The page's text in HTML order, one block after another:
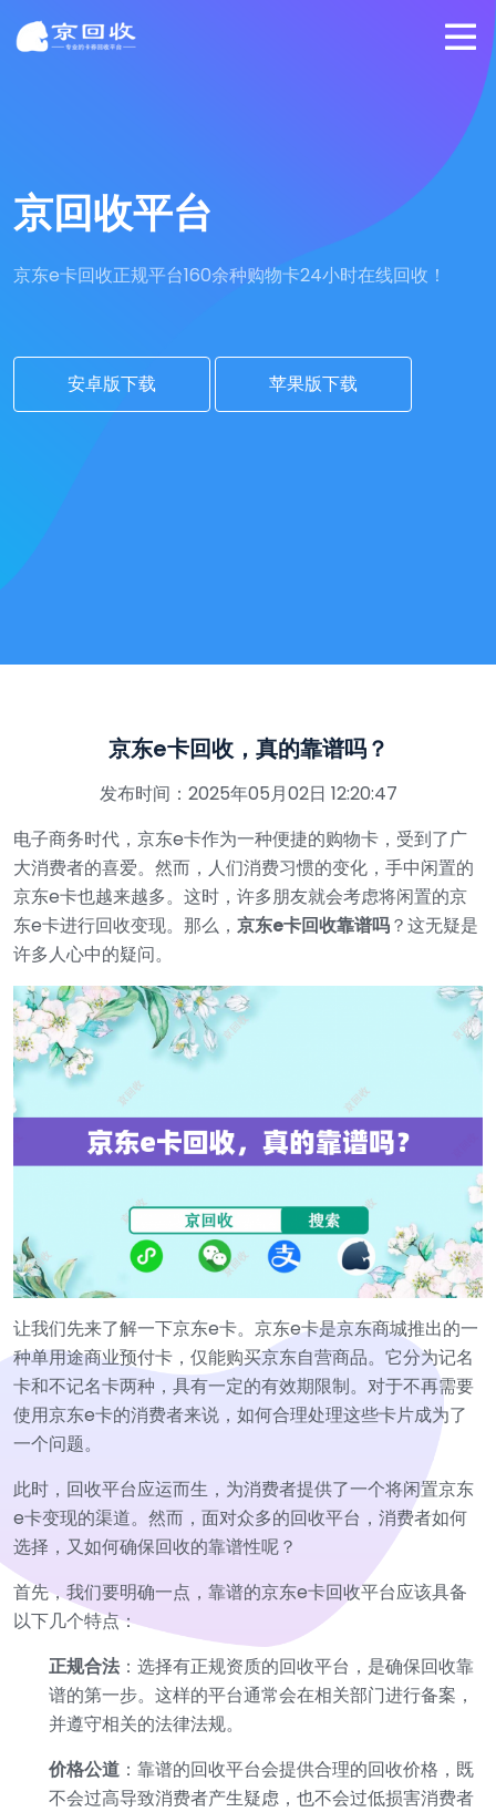
京回收平台
京东e卡回收正规平台160余种购物卡24小时在线回收！
安卓版下载 苹果版下载
京东e卡回收，真的靠谱吗？
发布时间：2025年05月02日 12:20:47
电子商务时代，京东e卡作为一种便捷的购物卡，受到了广
大消费者的喜爱。然而，人们消费习惯的变化，手中闲置的
京东e卡也越来越多。这时，许多朋友就会考虑将闲置的京
东e卡进行回收变现。那么， 京东e卡回收靠谱吗？这无疑是
许多人心中的疑问。
让我们先来了解一下京东e卡。京东e卡是京东商城推出的一
种单用途商业预付卡，仅能购买京东自营商品。它分为记名
卡和不记名卡两种，具有一定的有效期限制。对于不再需要
使用京东e卡的消费者来说，如何合理处理这些卡片成为了
一个问题。
此时，回收平台应运而生，为消费者提供了一个将闲置京东
e卡变现的渠道。然而，面对众多的回收平台，消费者如何
选择，又如何确保回收的靠谱性呢？
首先，我们要明确一点，靠谱的京东e卡回收平台应该具备
以下几个特点：
正规合法 ：选择有正规资质的回收平台，是确保回收靠
谱的第一步。这样的平台通常会在相关部门进行备案，
并遵守相关的法律法规。
价格公道 ：靠谱的回收平台会提供合理的回收价格，既
不会过高导致消费者产生疑虑，也不会过低损害消费者